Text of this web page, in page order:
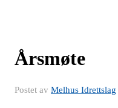
Årsmøte
Postet av Melhus Idrettslag